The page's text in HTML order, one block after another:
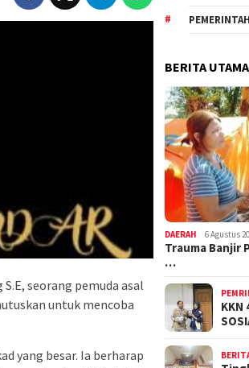
seorang pemuda asal
untuk mencoba
yang besar. Ia berharap
BERITA UTAMA
DAERAH 6 Agustus
Trauma Banjir
…
KKN